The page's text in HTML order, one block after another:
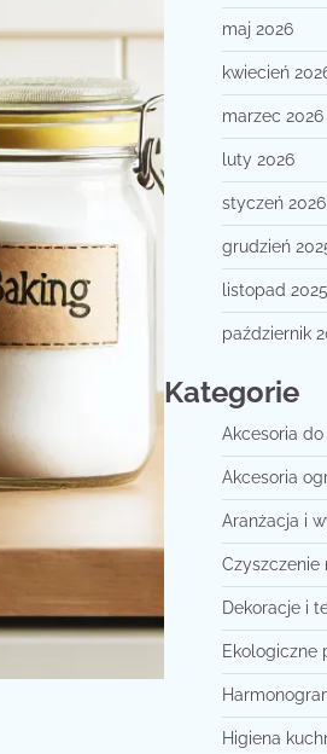
maj 2026
kwiecień
marzec 2026
luty 2026
styczeń 2026
grudzień
listopad 2025
październik
Kategorie
Akcesoria
Akcesoria
Aranżacja i
Dekoracje i
Ekologiczne
Higiena